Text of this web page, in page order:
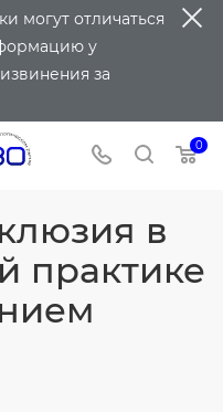
могут отличаться
у
за
0
в
практике